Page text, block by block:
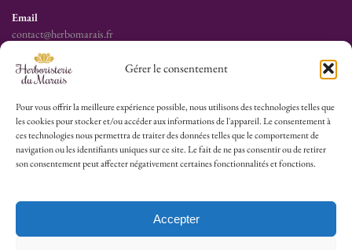
Gérer le consentement
Pour vous offrir la meilleure expérience possible, nous utilisons des technologies telles que
les cookies pour stocker et/ou accéder aux informations de l'appareil. Le consentement à
ces technologies nous permettra de traiter des données telles que le comportement de
navigation ou les identifiants uniques sur ce site. Le fait de ne pas consentir ou de retirer
son consentement peut affecter négativement certaines fonctionnalités et fonctions.
Accepter
Email
contact@herbomarais.fr
Téléphone
+33 6 78 19 34 25
S’adresser à l’herboristerie :
6 rue des Filles du Calvaire
75003 Paris
France
Lu-Sa : 10h30/13h30 – 14h30/19h30
Dim (Oct à Mai) : 12h/17h30